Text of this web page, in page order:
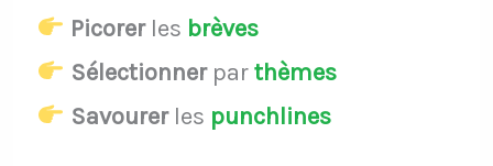
Picorerles brèves
Sélectionnerparthèmes
Savourerles punchlines